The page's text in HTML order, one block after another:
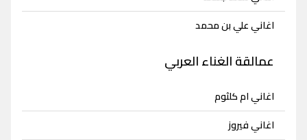
اغاني علي بن محمد
عمالقة الغناء العربي
اغاني ام كلثوم
اغاني فيروز